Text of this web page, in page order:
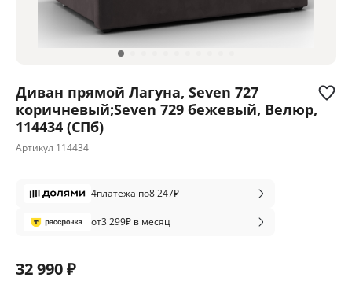
Диван прямой Лагуна, Seven 727
коричневый;Seven 729 бежевый, Велюр,
114434 (СПб)
Артикул 114434
4платежа по8 247₽
от3 299₽ в месяц
32 990 ₽